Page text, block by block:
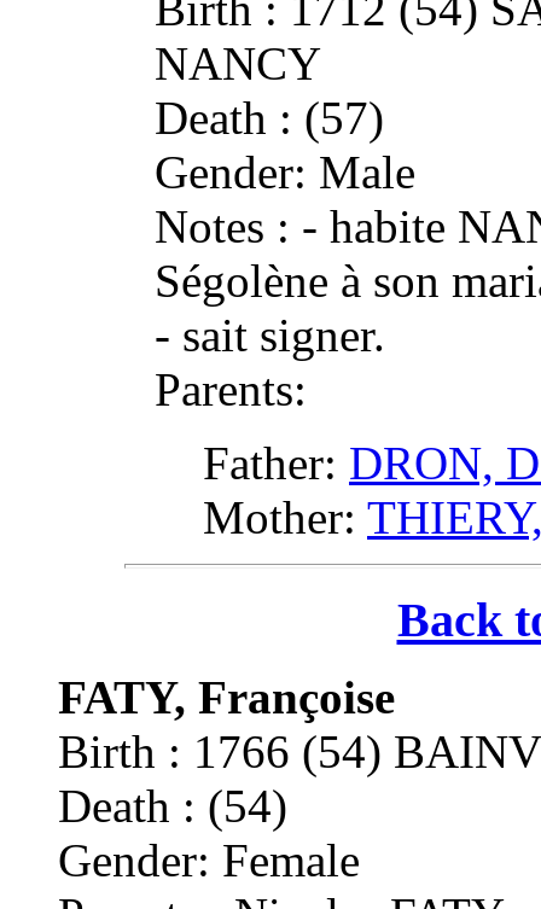
NANCY
Death : (57)
Gender: Male
Notes : - habite
Ségolène à son
- sait signer.
Parents:
Father: DRON,
Mother:
Back
FATY, Françoise
Birth : 1766 (54)
Death : (54)
Gender: Female